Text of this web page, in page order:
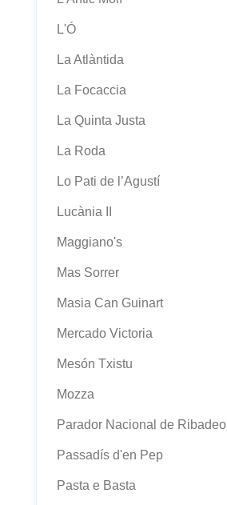
L'Ó
La Atlàntida
La Focaccia
La Quinta Justa
La Roda
Lo Pati de l’Agustí
Lucània II
Maggiano's
Mas Sorrer
Masia Can Guinart
Mercado Victoria
Mesón Txistu
Mozza
Parador Nacional de Ribadeo
Passadís d'en Pep
Pasta e Basta